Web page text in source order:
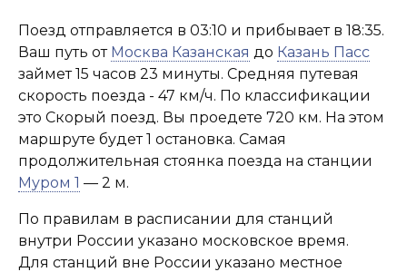
Поезд отправляется в 03:10 и прибывает в 18:35.
Ваш путь от Москва Казанская до Казань Пасс
займет 15 часов 23 минуты. Средняя путевая
скорость поезда - 47 км/ч. По классификации
это Скорый поезд. Вы проедете 720 км. На этом
маршруте будет 1 остановка. Самая
продолжительная стоянка поезда на станции
Муром 1 — 2 м.
По правилам в расписании для станций
внутри России указано московское время.
Для станций вне России указано местное